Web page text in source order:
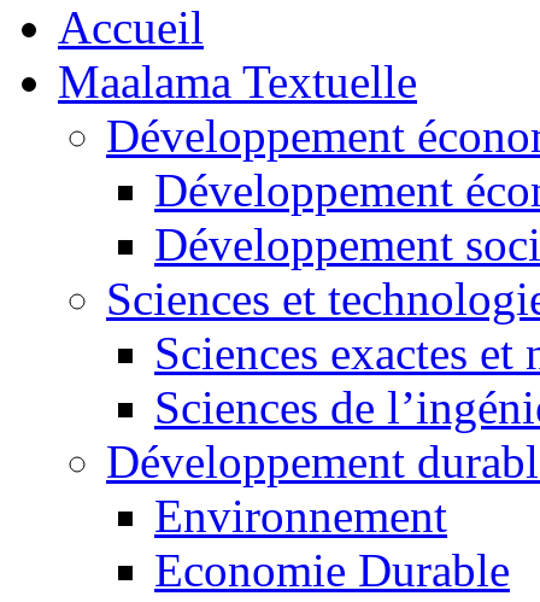
Accueil
Maalama Textuelle
Développement
Développement
Développement
Sciences et
Sciences exactes et
Sciences de
Développement
Environnement
Economie Durable